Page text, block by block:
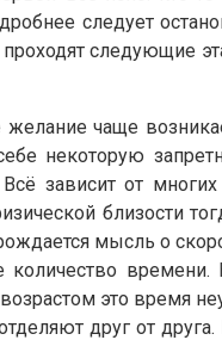
следует
следующие
чаще
некоторую
зависит от многих
близости
мысль о
времени.
это время
друг от друга.